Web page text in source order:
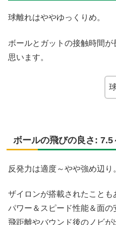
球離れはややゆっくりめ。
ボールとガットの接触時間
思います。
ボールの飛びの良さ: 7.5
反発力は適度～やや強め辺り
ザイロンが搭載されたこと
パワー＆スピード性能＆面の
飛距離やバウンド後のノビが